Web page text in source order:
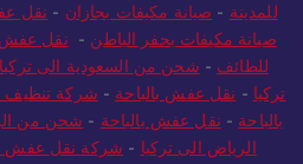
للمدينة - صيانة مكيفات بجازان - نقل
صيانة مكيفات بحفر الباطن - نقل عفش
للطائف - شحن من السعودية الى تركيا
تركيا - نقل عفش بالباحة - شركة تنظيف
بالباحة - نقل عفش بالباحة - شحن من
الرياض الى تركيا - شركة نقل عفش